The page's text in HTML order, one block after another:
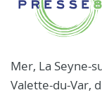
Mer, La Seyne-
Valette-du-Var,